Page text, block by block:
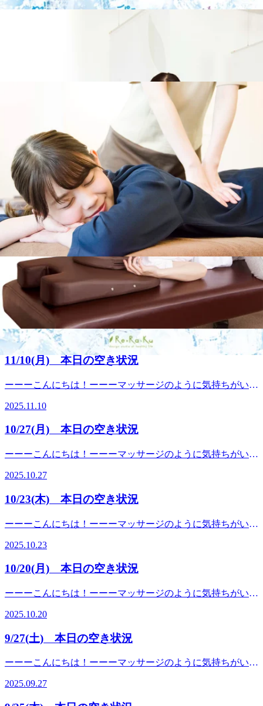
【周辺駅】西高島平駅、新高島平駅、高島平駅、蓮根駅、志村三丁
＼買えば買うほどお得額がUP！／【父の日＆自分
へのご褒美】30%OFFで最大4,500円引き！
こんにちは！Re.Ra.Ku イオン西台店です♪ 父の日のプレゼン
ト何にしようかな？とプレゼント迷子なそんな皆様に、当店
からとっておきのビッグニュースです！ 只今、大切な方へ
スマホで簡単に癒やしを贈れる「giftee（ギフティ）」のデ
ジタルチケットを、期間限定・驚きの【30%OFF】にて特別
販売しております！ そこで、このニュースを見てくださっ
ているお買い物上手な皆様に、一番賢くお得にこのキャンペ
ーンを利用するコツを伝授いたします。 実は今回の30%OFF
キャンペーン、「高額なチケットを購入すればするほど、割
引額が大きくなり、圧倒的にお得」になるんです！ 例え
ば、一番お手頃な3,000円分のチケット（販売価格2,100円）
だと、お得になる金額は900円ですが、 10,000円以上のチケ
ットになると、お得になる金額は【数千円単位】に跳ね上が
ります！ せっかくの30%OFFという大チャンス、小さく乗る
よりも、大きく乗った方が絶対にお
得！ ━━━━━━━━━━━━━━━━━━━━ 【圧倒的
━━━━━━━━━━━━━━━━━━━━ ★ 10,000円分
円もお得！】 ⇒お父さんに贅沢なロングコースをプレゼン
トしたい時や、ご自身の定期的なメンテナンスに最適なサイ
ズです。 ★ 15,000円分のチケット 通常 15,000円 ⇒ 特別価格
10,500円 (税込) 【4,500円もお得！】 ⇒4,500円も浮けば、も
う一回分多くお店に通えちゃう計算に！ご自身への最高のご
褒美や、ご家族でのシェアにもおすすめです。 (※一番ライ
ます) 購入はこちらから！ https://reraku.egift-store.com/?
うすぐ父の日だから、お父さんにたまには時間を気にせずゆ
ケアを何回かプレゼントしてあげたい」 そんな想いを叶え
です。 スマホからいつでも簡単に購入・プレゼントできま
い！ 皆様のご来店を、スタッフ一同心よりお待ちしており
https://reraku.jp/studio/nishidai/booking ■お電話でのご予約・お
問い合わせ：03-5970-7220
2026.06.14
大好評！季節限定☆爽快スッキリセットコース
Re.Ra.Ku イオン西台店です。いつも当店をご利用頂き誠に
ありがとうございます。Re.Ra.Kuでは毎年恒例の"爽快スッ
キリセットコース"という季節限定メニューが登場していま
す！！【季節限定◆爽快スッキリセットコース】 ひんやり
パチパチ！－5℃の炭酸泡を使った頭スッキリのキャンペー
ンとなっております。 受けたことがある方はもちろん、未
体験の方は是非これからの季節にぴったりの爽快ヘッドスパ
コースをご体験くださいませ◆爽快セット50分コース爽快ヘ
ッドスパ+ボディケア→6,980円 ◆爽快セット70分コース爽
快ヘッドスパ+ボディケア→8,980円 ◆爽快セット90分コー
ス爽快ヘッドスパ+ボディケアorフットケア→9,980円 平日限
定で上記価格より300円OFF!!70分以上のコースの場合は、ボ
➀ブルーミングリモーネの香り②ソフトラベンダーの香
ンライン予約はこちらから：
問い合わせ：03-5970-7220
2026.06.14
11/21(金) 本日の空き状況
ーーーこんにちは！ーーーマッサージのように気持ちがいい
Re.Ra.Ku（リラク）ダイエー西台店です！本日【11月21日
(金)】の空き状況ーーー 只今のお時間 ～ ２０：００
【今日のスタッフ】☆オキタ★オノ 今年もRe.Ra.Kuダイエ
ー西台店をお願い致します(*^^*) ご予約は TEL:03-5970-
ンライン予約はこちら 皆様のご来店心よりお待ちしており
ます(о´∀`о)Re.Ra.Kuダイエー西台店スタッフ一同 ＊＊＊
Re.Ra.Ku（リラク）ダイエー西台店＊＊＊〜板橋区のリラク
ゼーションスタジオ〜 いつまでも健康で疲れづらいお身体
づくりをサポート致します！マッサージのように気持ちがい
い肩甲骨ストレッチで、”予防”のボディケアを始めてみませ
ドWポイント♪【住所】東京都板橋区蓮根3-8-12 ダイエ
線「西台駅」徒歩1分！都営三田線「高島平駅」「蓮根駅」
台駅に１番近い入り口にあるエレ ベーターに乗っていただ
リラク ダイエー西台店になります！【周辺駅】西高島平
駅、新高島平駅、高島平駅、蓮根駅、志村三丁目駅、志村
2025.11.21
11/10(月) 本日の空き状況
ーーーこんにちは！ーーーマッサージのように気持ちがいい
(月)】の空き状況ーーー 只今のお時間 ～ ２０：００
【今日のスタッフ】☆オキタ★オノ 今年もRe.Ra.Kuダイエ
ー西台店をお願い致します(*^^*) ご予約は TEL:03-5970-
ンライン予約はこちら 皆様のご来店心よりお待ちしており
ます(о´∀`о)Re.Ra.Kuダイエー西台店スタッフ一同 ＊＊＊
ゼーションスタジオ〜 いつまでも健康で疲れづらいお身体
づくりをサポート致します！マッサージのように気持ちがい
い肩甲骨ストレッチで、”予防”のボディケアを始めてみませ
ドWポイント♪【住所】東京都板橋区蓮根3-8-12 ダイエ
線「西台駅」徒歩1分！都営三田線「高島平駅」「蓮根駅」
台駅に１番近い入り口にあるエレ ベーターに乗っていただ
リラク ダイエー西台店になります！【周辺駅】西高島平
駅、新高島平駅、高島平駅、蓮根駅、志村三丁目駅、志村
2025.11.10
10/27(月) 本日の空き状況
ーーーこんにちは！ーーーマッサージのように気持ちがいい
(月)】の空き状況ーーー 只今のお時間 ～ ２０：００
【今日のスタッフ】☆オキタ★オノ 今年もRe.Ra.Kuダイエ
ー西台店をお願い致します(*^^*) ご予約は TEL:03-5970-
ンライン予約はこちら 皆様のご来店心よりお待ちしており
ます(о´∀`о)Re.Ra.Kuダイエー西台店スタッフ一同 ＊＊＊
Re.Ra.Ku（リラク）ダイエー西台店＊＊＊〜板橋区のリラク
ゼーションスタジオ〜 いつまでも健康で疲れづらいお身体
づくりをサポート致します！マッサージのように気持ちがい
い肩甲骨ストレッチで、”予防”のボディケアを始めてみませ
ドWポイント♪【住所】東京都板橋区蓮根3-8-12 ダイエ
線「西台駅」徒歩1分！都営三田線「高島平駅」「蓮根駅」
台駅に１番近い入り口にあるエレ ベーターに乗っていただ
リラク ダイエー西台店になります！【周辺駅】西高島平
駅、新高島平駅、高島平駅、蓮根駅、志村三丁目駅、志村
2025.10.27
10/23(木) 本日の空き状況
ーーーこんにちは！ーーーマッサージのように気持ちがいい
(木)】の空き状況ーーー 只今のお時間 ～ ２０：００
【今日のスタッフ】☆タナカ★オノ 今年もRe.Ra.Kuダイエ
ー西台店をお願い致します(*^^*) ご予約は TEL:03-5970-
ンライン予約はこちら 皆様のご来店心よりお待ちしており
ます(о´∀`о)Re.Ra.Kuダイエー西台店スタッフ一同 ＊＊＊
ゼーションスタジオ〜 いつまでも健康で疲れづらいお身体
づくりをサポート致します！マッサージのように気持ちがい
い肩甲骨ストレッチで、”予防”のボディケアを始めてみませ
ドWポイント♪【住所】東京都板橋区蓮根3-8-12 ダイエ
2025.10.23
10/20(月) 本日の空き状況
ーーーこんにちは！ーーーマッサージのように気持ちがいい
(月)】の空き状況ーーー 只今のお時間 ～ ２０：００
【今日のスタッフ】☆オキタ★オノ 今年もRe.Ra.Kuダイエ
ー西台店をお願い致します(*^^*) ご予約は TEL:03-5970-
ンライン予約はこちら 皆様のご来店心よりお待ちしており
ます(о´∀`о)Re.Ra.Kuダイエー西台店スタッフ一同 ＊＊＊
ゼーションスタジオ〜 いつまでも健康で疲れづらいお身体
2025.10.20
9/27(土) 本日の空き状況
ーーーこんにちは！ーーーマッサージのように気持ちがいい
(土)】の空き状況ーーー 只今のお時間 ～ ２０：００
【今日のスタッフ】☆オキタ☆タナカ★オノ 今年も
2025.09.27